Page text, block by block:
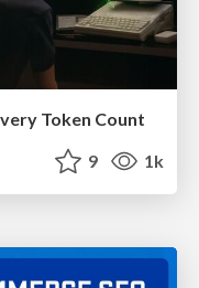
Token Count
9 1k